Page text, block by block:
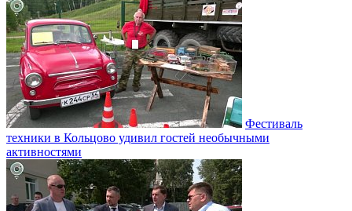
Фестиваль
техники в Кольцово удивил гостей необычными
активностями